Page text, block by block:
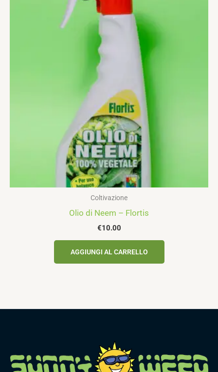
Coltivazione
Olio di Neem – Flortis
€10.00
AGGIUNGI AL CARRELLO